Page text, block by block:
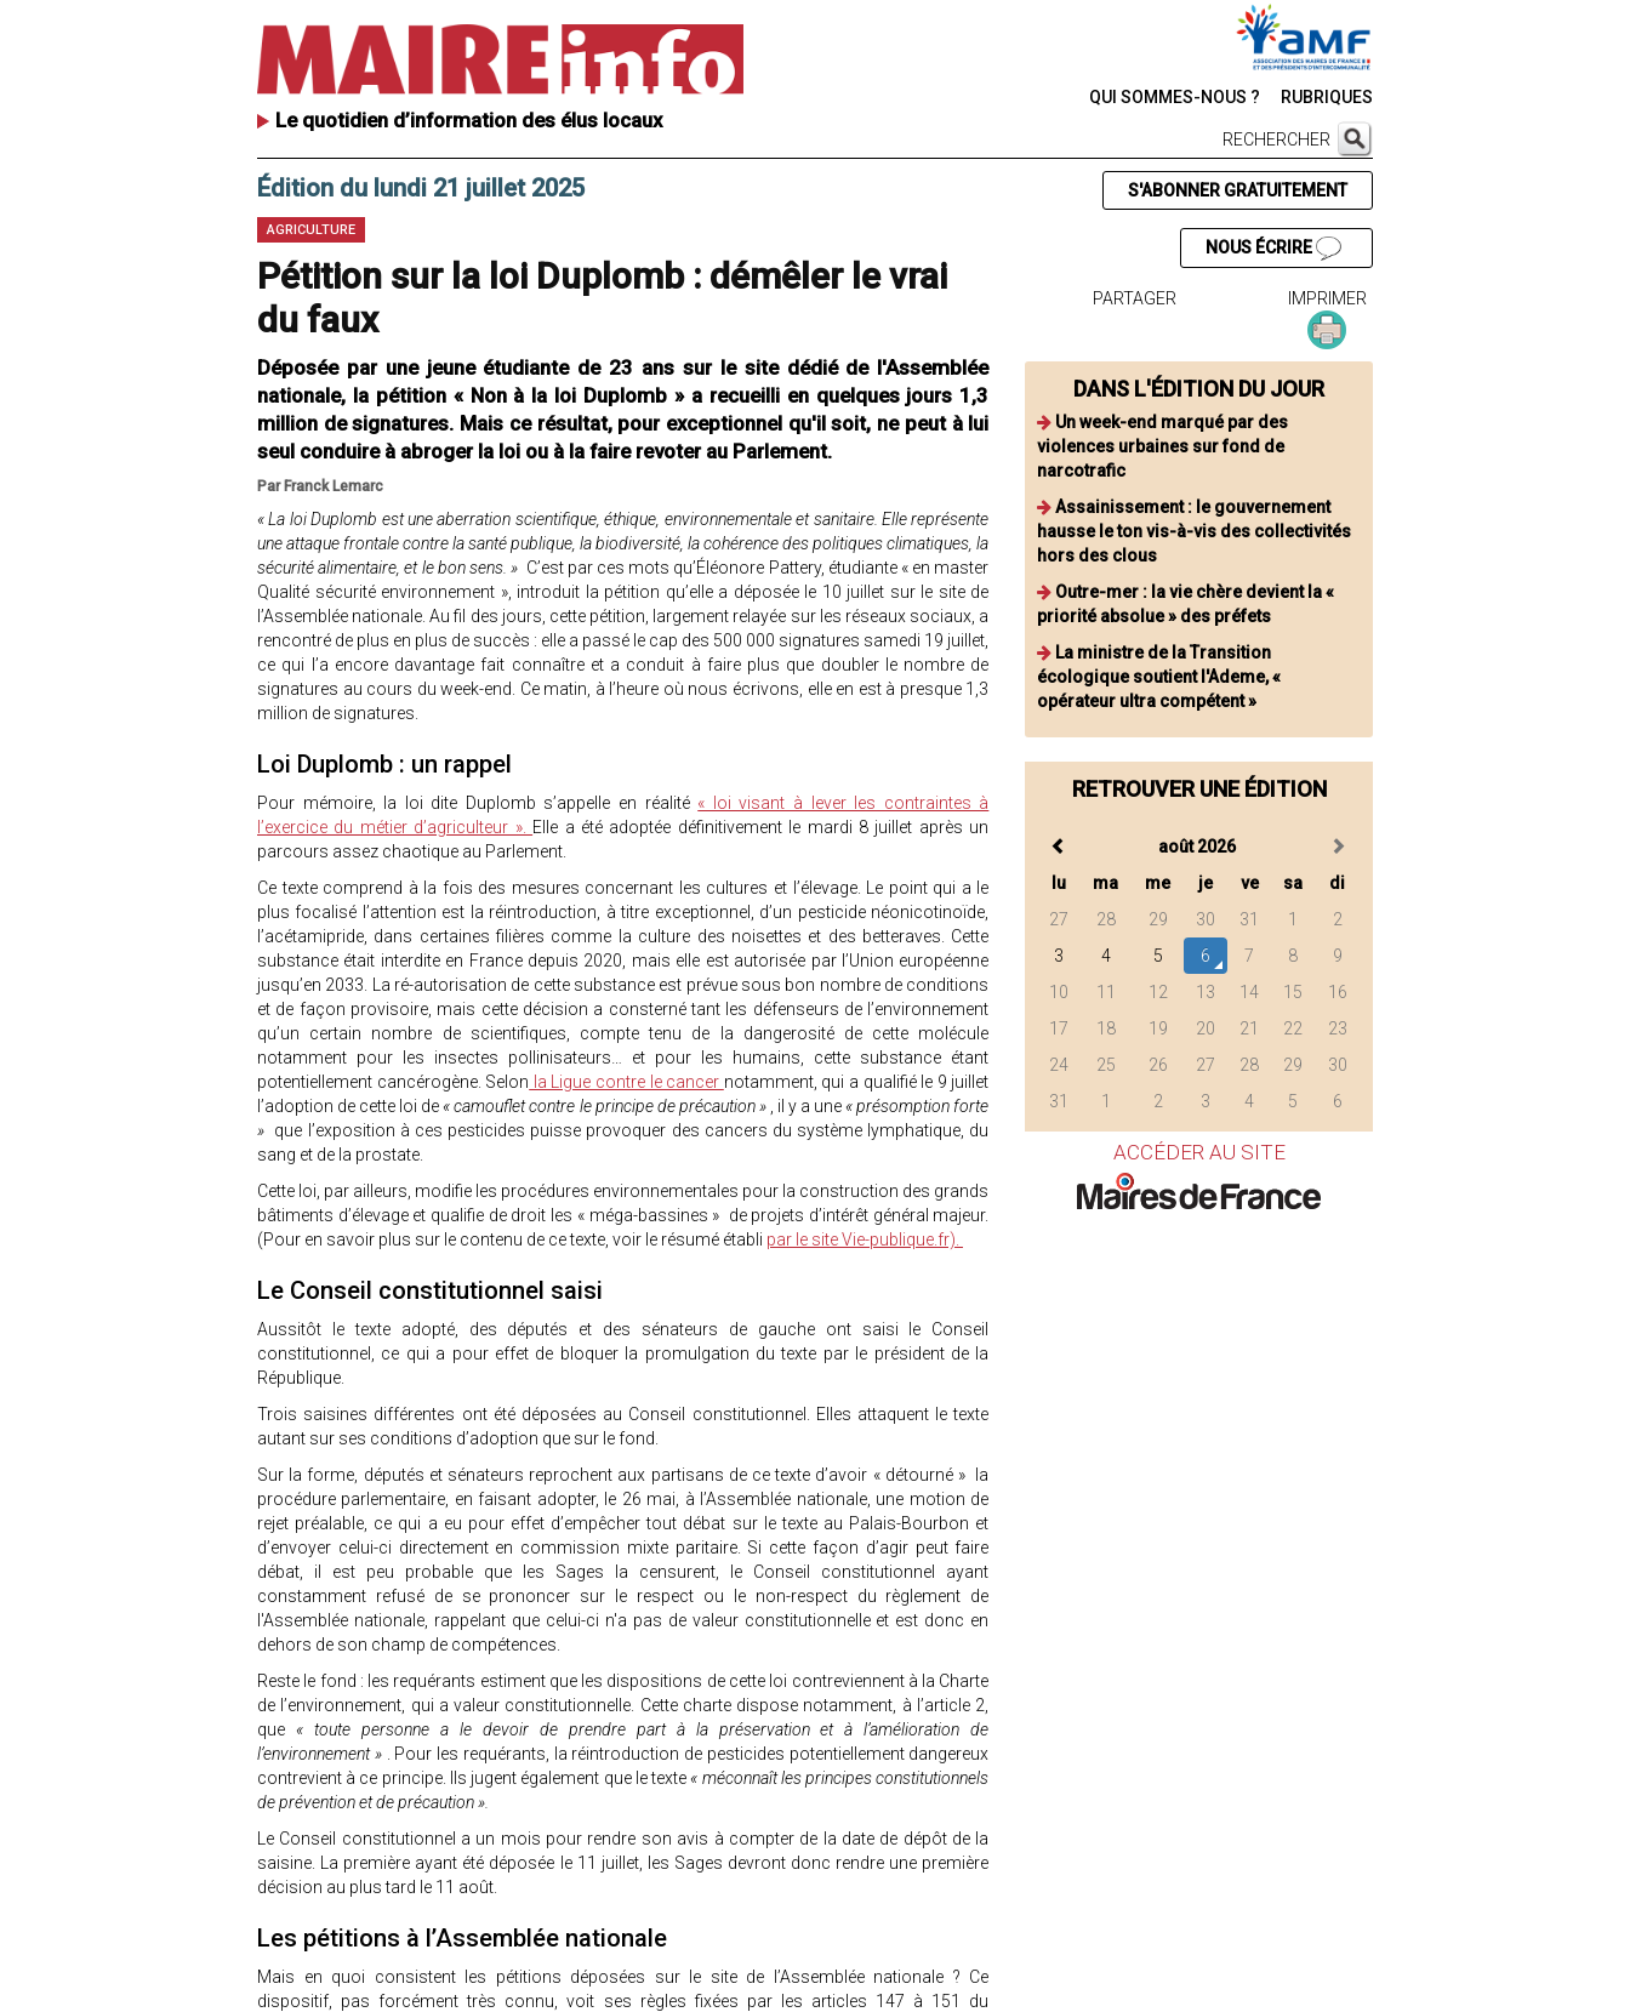
Le quotidien d’information des élus locaux
QUI SOMMES-NOUS ? RUBRIQUES
RECHERCHER
Édition du lundi 21 juillet 2025
AGRICULTURE
Pétition sur la loi Duplomb : démêler le vrai
du faux
Déposée par une jeune étudiante de 23 ans sur le site dédié de l'Assemblée
nationale, la pétition « Non à la loi Duplomb » a recueilli en quelques jours 1,3
million de signatures. Mais ce résultat, pour exceptionnel qu'il soit, ne peut à lui
seul conduire à abroger la loi ou à la faire revoter au Parlement.
Par Franck Lemarc
« La loi Duplomb est une aberration scientifique, éthique, environnementale et sanitaire. Elle représente
une attaque frontale contre la santé publique, la biodiversité, la cohérence des politiques climatiques, la
sécurité alimentaire, et le bon sens. » C’est par ces mots qu’Éléonore Pattery, étudiante « en master
Qualité sécurité environnement », introduit la pétition qu’elle a déposée le 10 juillet sur le site de
l’Assemblée nationale. Au fil des jours, cette pétition, largement relayée sur les réseaux sociaux, a
rencontré de plus en plus de succès : elle a passé le cap des 500 000 signatures samedi 19 juillet,
ce qui l’a encore davantage fait connaître et a conduit à faire plus que doubler le nombre de
signatures au cours du week-end. Ce matin, à l’heure où nous écrivons, elle en est à presque 1,3
million de signatures.
Loi Duplomb : un rappel
Pour mémoire, la loi dite Duplomb s’appelle en réalité « loi visant à lever les contraintes à
l’exercice du métier d’agriculteur ». Elle a été adoptée définitivement le mardi 8 juillet après un
parcours assez chaotique au Parlement.
Ce texte comprend à la fois des mesures concernant les cultures et l’élevage. Le point qui a le
plus focalisé l’attention est la réintroduction, à titre exceptionnel, d’un pesticide néonicotinoïde,
l’acétamipride, dans certaines filières comme la culture des noisettes et des betteraves. Cette
substance était interdite en France depuis 2020, mais elle est autorisée par l’Union européenne
jusqu’en 2033. La ré-autorisation de cette substance est prévue sous bon nombre de conditions
et de façon provisoire, mais cette décision a consterné tant les défenseurs de l’environnement
qu’un certain nombre de scientifiques, compte tenu de la dangerosité de cette molécule
notamment pour les insectes pollinisateurs… et pour les humains, cette substance étant
potentiellement cancérogène. Selon la Ligue contre le cancer notamment, qui a qualifié le 9 juillet
l’adoption de cette loi de « camouflet contre le principe de précaution » , il y a une « présomption forte
» que l’exposition à ces pesticides puisse provoquer des cancers du système lymphatique, du
sang et de la prostate.
Cette loi, par ailleurs, modifie les procédures environnementales pour la construction des grands
bâtiments d’élevage et qualifie de droit les « méga-bassines » de projets d’intérêt général majeur.
(Pour en savoir plus sur le contenu de ce texte, voir le résumé établi par le site Vie-publique.fr).
Le Conseil constitutionnel saisi
Aussitôt le texte adopté, des députés et des sénateurs de gauche ont saisi le Conseil
constitutionnel, ce qui a pour effet de bloquer la promulgation du texte par le président de la
République.
Trois saisines différentes ont été déposées au Conseil constitutionnel. Elles attaquent le texte
autant sur ses conditions d’adoption que sur le fond.
Sur la forme, députés et sénateurs reprochent aux partisans de ce texte d’avoir « détourné » la
procédure parlementaire, en faisant adopter, le 26 mai, à l’Assemblée nationale, une motion de
rejet préalable, ce qui a eu pour effet d’empêcher tout débat sur le texte au Palais-Bourbon et
d’envoyer celui-ci directement en commission mixte paritaire. Si cette façon d’agir peut faire
débat, il est peu probable que les Sages la censurent, le Conseil constitutionnel ayant
constamment refusé de se prononcer sur le respect ou le non-respect du règlement de
l'Assemblée nationale, rappelant que celui-ci n'a pas de valeur constitutionnelle et est donc en
dehors de son champ de compétences.
Reste le fond : les requérants estiment que les dispositions de cette loi contreviennent à la Charte
de l’environnement, qui a valeur constitutionnelle. Cette charte dispose notamment, à l’article 2,
que « toute personne a le devoir de prendre part à la préservation et à l’amélioration de
l’environnement »
. Pour les requérants, la réintroduction de pesticides potentiellement dangereux
contrevient à ce principe. Ils jugent également que le texte « méconnaît les principes constitutionnels
de prévention et de précaution ».
Le Conseil constitutionnel a un mois pour rendre son avis à compter de la date de dépôt de la
saisine. La première ayant été déposée le 11 juillet, les Sages devront donc rendre une première
décision au plus tard le 11 août.
Les pétitions à l’Assemblée nationale
Mais en quoi consistent les pétitions déposées sur le site de l’Assemblée nationale ? Ce
dispositif, pas forcément très connu, voit ses règles fixées par les articles 147 à 151 du
S'ABONNER GRATUITEMENT
NOUS ÉCRIRE
PARTAGER IMPRIMER
DANS L'ÉDITION DU JOUR
Un week-end marqué par des
violences urbaines sur fond de
narcotrafic
Assainissement : le gouvernement
hausse le ton vis-à-vis des collectivités
hors des clous
Outre-mer : la vie chère devient la «
priorité absolue » des préfets
La ministre de la Transition
écologique soutient l'Ademe, «
opérateur ultra compétent »
RETROUVER UNE ÉDITION
août 2026
lu
ma me je ve sa
di
27
28 29 30 31 1
2
3
4 5 6 7 8
9
10
11 12 13 14 15
16
17
18 19 20 21 22
23
24
25 26 27 28 29
30
31
1 2 3 4 5 6
ACCÉDER AU SITE